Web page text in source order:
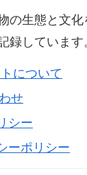
の生態と文化
録しています
について
せ
シー
ーポリシー